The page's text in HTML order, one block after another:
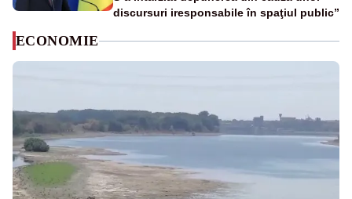
discursuri iresponsabile în spaţiul public”
ECONOMIE